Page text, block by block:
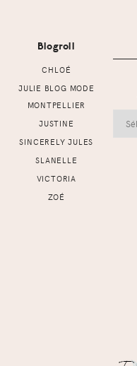
Blogroll
CHLOÉ
JULIE BLOG MODE
MONTPELLIER
JUSTINE
SINCERELY JULES
SLANELLE
VICTORIA
ZOÉ